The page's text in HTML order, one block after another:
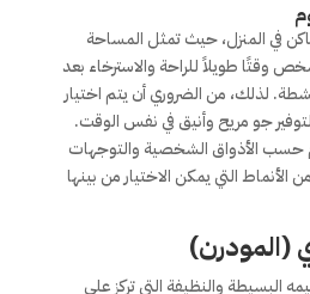
في المنزل، حيث تمثل المساحة
وقتًا طويلاً للراحة والاسترخاء بعد
لذلك، من الضروري أن يتم اختيار
جو مريح وأنيق في نفس الوقت.
حسب الأذواق الشخصية والتوجهات
الأنماط التي يمكن الاختيار من بينها
(المودرن)
البسيطة والنظيفة التي تركز على